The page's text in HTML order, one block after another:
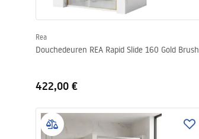
Rea
Douchedeuren REA Rapid Slide 160 Gold Brush
422,00 €